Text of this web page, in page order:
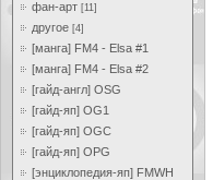
фан-арт [11]
другое [4]
[манга] FM4 - Elsa #1
[манга] FM4 - Elsa #2
[гайд-англ] OSG
[гайд-яп] OG1
[гайд-яп] OGC
[гайд-яп] OPG
[энциклопедия-яп] FMWH